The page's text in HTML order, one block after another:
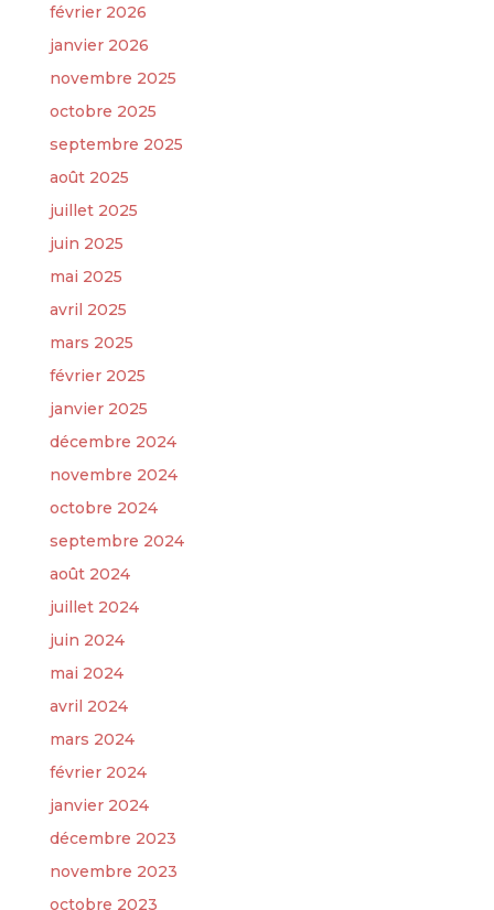
février 2026
janvier 2026
novembre 2025
octobre 2025
septembre 2025
août 2025
juillet 2025
juin 2025
mai 2025
avril 2025
mars 2025
février 2025
janvier 2025
décembre 2024
novembre 2024
octobre 2024
septembre 2024
août 2024
juillet 2024
juin 2024
mai 2024
avril 2024
mars 2024
février 2024
janvier 2024
décembre 2023
novembre 2023
octobre 2023